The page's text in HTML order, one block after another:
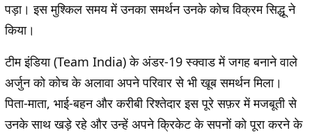
पड़ा। इस मुश्किल समय में उनका समर्थन उनके कोच विक्रम सिद्धू ने
किया।
टीम इंडिया (Team India) के अंडर-19 स्क्वाड में जगह बनाने वाले
अर्जुन को कोच के अलावा अपने परिवार से भी खूब समर्थन मिला।
पिता-माता, भाई-बहन और करीबी रिश्तेदार इस पूरे सफ़र में मजबूती से
उनके साथ खड़े रहे और उन्हें अपने क्रिकेट के सपनों को पूरा करने के